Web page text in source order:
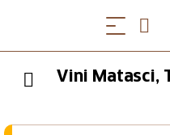
Vini Matasci,